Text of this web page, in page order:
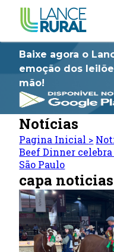
Baixe agora o
emoção dos
mão!
Notícias
Pagina Inicial >
Beef Dinner
São Paulo
capa